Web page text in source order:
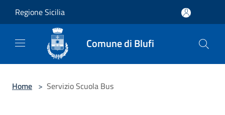
Regione Sicilia
Comune di Blufi
Home > Servizio Scuola Bus